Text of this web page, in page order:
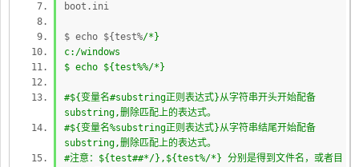
boot.ini
$ echo ${test%/*}
c:/windows
$ echo ${test%%/*}
#${变量名#substring正则表达式}从字符串开头开始配备
substring,删除匹配上的表达式。
#${变量名%substring正则表达式}从字符串结尾开始配备
substring,删除匹配上的表达式。
#注意：${test##*/},${test%/*} 分别是得到文件名，或者目